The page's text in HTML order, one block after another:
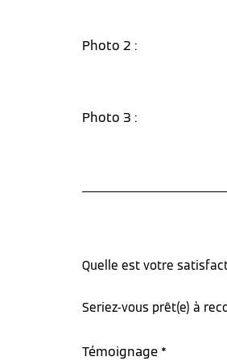
Photo 2 :
Photo 3 :
Quelle est votre
Seriez-vous prêt(e) à
Témoignage *